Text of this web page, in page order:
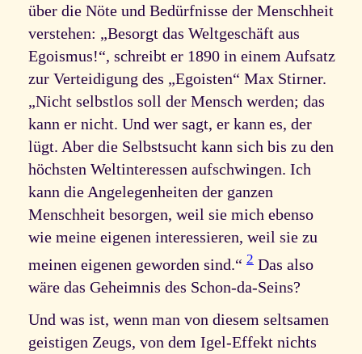
über die Nöte und Bedürfnisse der Menschheit
verstehen: „Besorgt das Weltgeschäft aus
Egoismus!“, schreibt er 1890 in einem Aufsatz
zur Verteidigung des „Egoisten“ Max Stirner.
„Nicht selbstlos soll der Mensch werden; das
kann er nicht. Und wer sagt, er kann es, der
lügt. Aber die Selbstsucht kann sich bis zu den
höchsten Weltinteressen aufschwingen. Ich
kann die Angelegenheiten der ganzen
Menschheit besorgen, weil sie mich ebenso
wie meine eigenen interessieren, weil sie zu
meinen eigenen geworden sind.“ 2Das also
wäre das Geheimnis des Schon-da-Seins?
Und was ist, wenn man von diesem seltsamen
geistigen Zeugs, von dem Igel-Effekt nichts